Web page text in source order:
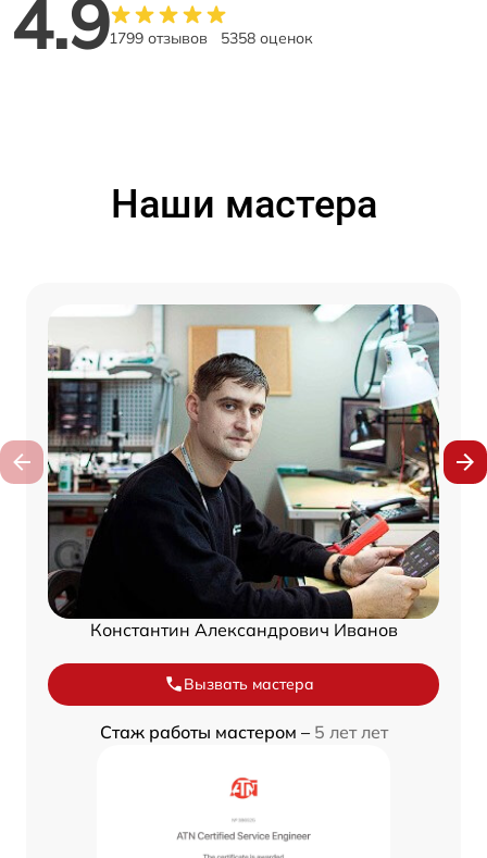
4.91799 отзывов 5358 оценок
Наши мастера
Константин Александрович Иванов
Вызвать мастера
Стаж работы мастером – 5 лет лет